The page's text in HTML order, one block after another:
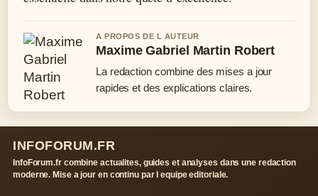
A PROPOS DE L AUTEUR
Maxime Gabriel Martin Robert
La redaction combine des mises a jour
rapides et des explications claires.
INFOFORUM.FR
InfoForum.fr combine actualites, guides et analyses dans une redaction
moderne. Mise a jour en continu par l equipe editoriale.